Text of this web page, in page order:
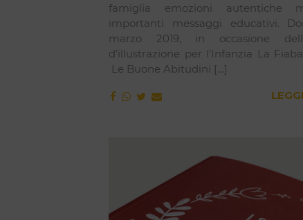
famiglia emozioni autentiche
importanti messaggi educativi.
marzo 2019, in occasione
d’illustrazione per l’Infanzia La
Le Buone Abitudini […]